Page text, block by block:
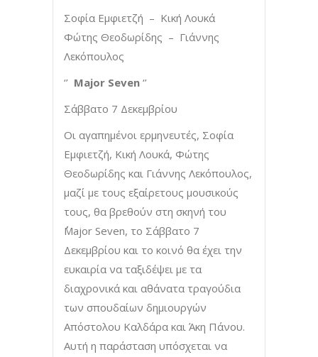
Σοφία Εμφιετζή – Κική Λουκά
Φώτης Θεοδωρίδης – Γιάννης
Λεκόπουλος
‘’ Major Seven ‘’
Σάββατο 7 Δεκεμβρίου
Οι αγαπημένοι ερμηνευτές, Σοφία
Εμφιετζή, Κική Λουκά, Φώτης
Θεοδωρίδης και Γιάννης Λεκόπουλος,
μαζί με τους εξαίρετους μουσικούς
τους, θα βρεθούν στη σκηνή του
΄΄Major Seven, το Σάββατο 7
Δεκεμβρίου και το κοινό θα έχει την
ευκαιρία να ταξιδέψει με τα
διαχρονικά και αθάνατα τραγούδια
των σπουδαίων δημιουργών
Απόστολου Καλδάρα και Άκη Πάνου.
Αυτή η παράσταση υπόσχεται να